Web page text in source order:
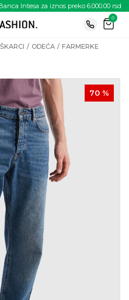
Intesa za iznos preko 6.000.00 rsd
0
ODEĆA
FARMERKE
70 %